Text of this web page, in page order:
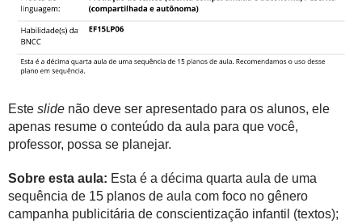
Este slide não deve ser apresentado para os alunos, ele
apenas resume o conteúdo da aula para que você,
professor, possa se planejar.
Sobre esta aula: Esta é a décima quarta aula de uma
sequência de 15 planos de aula com foco no gênero
campanha publicitária de conscientização infantil (textos);